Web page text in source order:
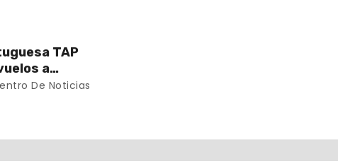
TAP
a
De Noticias